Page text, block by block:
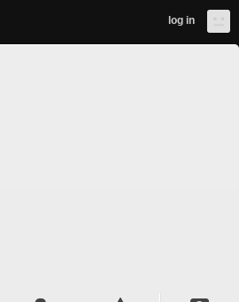
log in